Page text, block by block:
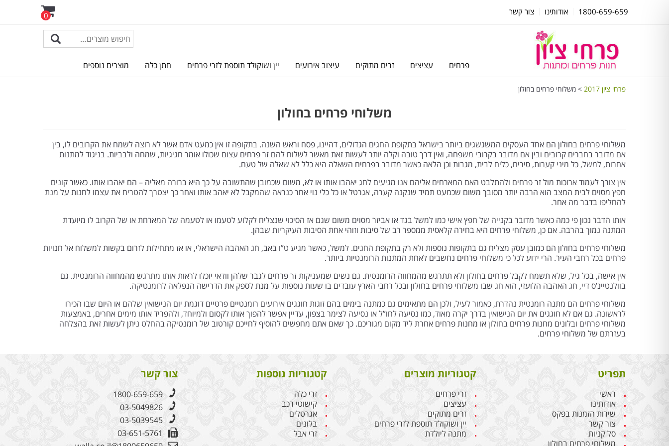
1800-659-659 אודותינו צור קשר 0
פרחים עציצים זרים מתוקים עיצוב אירועים יין ושוקולד תוספת לזרי פרחים חתן כלה מוצרים נוספים
פרחי ציון 2017 > משלוחי פרחים בחולון
משלוחי פרחים בחולון
משלוחי פרחים בחולון הם אחד העסקים המשגשגים ביותר בישראל בתקופת החגים הגדולים, דהיינו, פסח וראש השנה. בתקופה זו אין כמעט אדם אשר לא רוצה לשמח את הקרובים לו, בין
אם מדובר בחברים קרובים ובין אם מדובר בקרובי משפחה, ואין דרך טובה וקלה יותר לעשות זאת מאשר לשלוח להם זר פרחים עצום שכולו אומר חגיגיות, שמחה ולבביות. בניגוד למתנות
אחרות, למשל, כל מיני קערות, סירים, כלים לבית, מגבות וכן הלאה כאשר מדובר בפרחים השאלה היא כלל לא שאלה של טעם.
אין צורך לעמוד ארוכות מול זר פרחים ולהתלבט האם המארחים אליהם אנו מגיעים לחג יאהבו אותו או לא, משום שכמובן שהתשובה על כך היא ברורה מאליה – הם יאהבו אותו. כאשר קונים
חפץ מסוים לבית המצב הוא הרבה יותר מסובך משום שכמעט תמיד שנקנה קערה, אגרטל או כל כלי נוי אחר כנראה שהמקבל לא יאהב אותו ואחר כך יצטרך להטריח את עצמו לחנות על מנת
להחליפו בדבר מה אחר.
אותו הדבר נכון פי כמה כאשר מדובר בקנייה של חפץ אישי כמו למשל בגד או אביזר מסוים משום שגם אז הסיכוי שנצליח לקלוע לטעמו או לטעמה של המארחת או של הקרוב לו מיועדת
המתנה נמוך בהרבה. אם כן, משלוחי פרחים היא בחירה קלאסית ממספר רב של סיבות וזוהי אחת הסיבות העיקריות שבהן.
משלוחי פרחים בחולון הם כמובן עסק מצליח גם בתקופות נוספות ולא רק בתקופת החגים. למשל, כאשר מגיע ט”ו באב, חג האהבה הישראלי, או אז מתחילות לזרום בקשות למשלוח אל חנויות
פרחים בכל רחבי העיר. הרי ידוע לכל כי משלוחי פרחים נחשבים לאחת המתנות הרומנטיות ביותר.
אין אישה, בכל גיל, שלא תשמח לקבל פרחים בחולון ולא תתרגש מהמחווה הרומנטית. גם נשים שמעניקות זר פרחים לגבר שלהן וודאי יוכלו לראות אותו מתרגש מהמחווה הרומנטית. גם
בוולנטיינ’ס דיי, חג האהבה הלועזי, הוא חג שבו משלוחי פרחים בחולון ובכל רחבי הארץ עובדים בו שעות נוספות על מנת לספק את הדרישה הנפלאה לרומנטיקה.
משלוחי פרחים הם מתנה רומנטית נהדרת, כאמור לעיל, ולכן הם מתאימים גם כמתנה בימים בהם זוגות חוגגים אירועים רומנטיים פרטיים דוגמת יום הנישואין שלהם או היום שבו הכירו
לראשונה. גם אם לא חוגגים את יום הנישואין בדרך יקרה מאוד, כמו נסיעה לחו”ל או נסיעה לצימר בצפון, עדיין אפשר להפוך אותו לקסום ולמיוחד, ולהפריד אותו מימים אחרים, באמצעות
משלוחי פרחים ובלונים מחנות פרחים בחולון או מחנות פרחים אחרת ליד מקום מגוריכם. כך שאם אתם מחפשים להוסיף לחייכם קורטוב של רומנטיקה בהחלט ניתן לעשות זאת בהצלחה
בעזרתם של משלוחי פרחים.
תפריט
ראשי
אודותינו
שירות הזמנות בפקס
צור קשר
סל קניות
משלוחי פרחים בחולון
קטגוריות מוצרים
זרי פרחים
עציצים
זרים מתוקים
יין ושוקולד תוספת לזרי פרחים
מתנה ליולדת
קטגוריות נוספות
זרי כלה
קישוטי רכב
אגרטלים
בלונים
זרי אבל
צור קשר
1800-659-659
03-5049826
03-5039545
03-651-5761